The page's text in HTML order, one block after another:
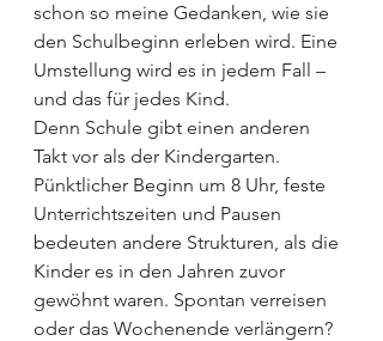
schon so meine Gedanken, wie sie
den Schulbeginn erleben wird. Eine
Umstellung wird es in jedem Fall –
und das für jedes Kind.
Denn Schule gibt einen anderen
Takt vor als der Kindergarten.
Pünktlicher Beginn um 8 Uhr, feste
Unterrichtszeiten und Pausen
bedeuten andere Strukturen, als die
Kinder es in den Jahren zuvor
gewöhnt waren. Spontan verreisen
oder das Wochenende verlängern?